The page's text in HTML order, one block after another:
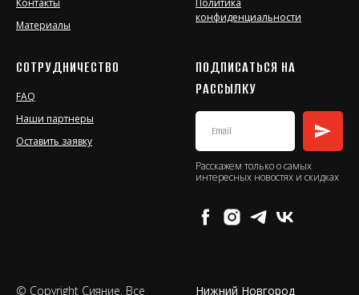
Контакты
Материалы
Политика
конфиденциальности
СОТРУДНИЧЕСТВО
FAQ
Наши партнеры
Оставить заявку
ПОДПИСАТЬСЯ НА
РАССЫЛКУ
Расскажем только о самых
интересных новостях и скидках
© Copyright Сияние. Все Нижний Новгород